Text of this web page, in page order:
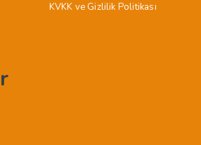
KVKK ve Gizlilik Politikası